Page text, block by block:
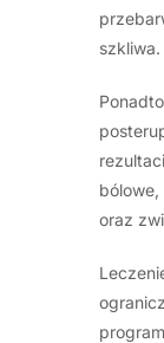
szkliwa.
oraz